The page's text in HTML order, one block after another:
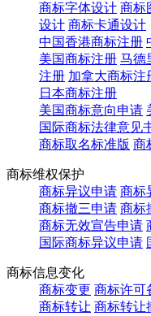
商标字体设计 商标
设计 商标卡通设计
中国香港商标注册
美国商标注册 马德
注册 加拿大商标注
日本商标注册
美国商标意向申请
国际商标法律意见
商标取名标准版 商
商标维权保护
商标异议申请 商标
商标撤三申请 商标
商标无效宣告申请
国际商标异议申请
商标信息变化
商标变更 商标许可
商标转让 商标转让